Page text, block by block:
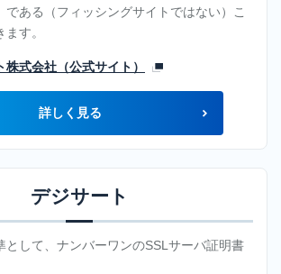
である（フィッシングサイトではない）こ
す。
式会社（公式サイト）
詳しく見る
デジサート
として、ナンバーワンのSSLサーバ証明書